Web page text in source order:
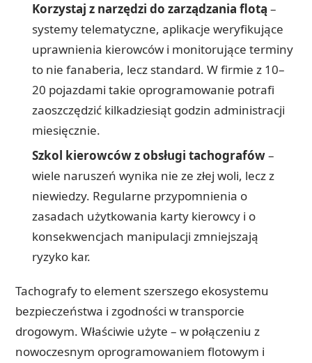
Korzystaj z narzędzi do zarządzania flotą –
systemy telematyczne, aplikacje weryfikujące
uprawnienia kierowców i monitorujące terminy
to nie fanaberia, lecz standard. W firmie z 10–
20 pojazdami takie oprogramowanie potrafi
zaoszczędzić kilkadziesiąt godzin administracji
miesięcznie.
Szkol kierowców z obsługi tachografów–
wiele naruszeń wynika nie ze złej woli, lecz z
niewiedzy. Regularne przypomnienia o
zasadach użytkowania karty kierowcy i o
konsekwencjach manipulacji zmniejszają
ryzyko kar.
Tachografy to element szerszego ekosystemu
bezpieczeństwa i zgodności w transporcie
drogowym. Właściwie użyte – w połączeniu z
nowoczesnym oprogramowaniem flotowym i